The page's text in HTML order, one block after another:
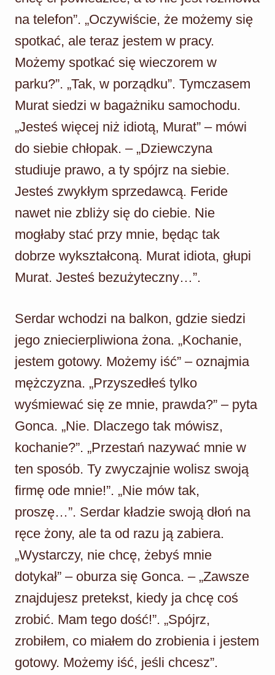
na telefon”. „Oczywiście, że możemy się
spotkać, ale teraz jestem w pracy.
Możemy spotkać się wieczorem w
parku?”. „Tak, w porządku”. Tymczasem
Murat siedzi w bagażniku samochodu.
„Jesteś więcej niż idiotą, Murat” – mówi
do siebie chłopak. – „Dziewczyna
studiuje prawo, a ty spójrz na siebie.
Jesteś zwykłym sprzedawcą. Feride
nawet nie zbliży się do ciebie. Nie
mogłaby stać przy mnie, będąc tak
dobrze wykształconą. Murat idiota, głupi
Murat. Jesteś bezużyteczny…”.
Serdar wchodzi na balkon, gdzie siedzi
jego zniecierpliwiona żona. „Kochanie,
jestem gotowy. Możemy iść” – oznajmia
mężczyzna. „Przyszedłeś tylko
wyśmiewać się ze mnie, prawda?” – pyta
Gonca. „Nie. Dlaczego tak mówisz,
kochanie?”. „Przestań nazywać mnie w
ten sposób. Ty zwyczajnie wolisz swoją
firmę ode mnie!”. „Nie mów tak,
proszę…”. Serdar kładzie swoją dłoń na
ręce żony, ale ta od razu ją zabiera.
„Wystarczy, nie chcę, żebyś mnie
dotykał” – oburza się Gonca. – „Zawsze
znajdujesz pretekst, kiedy ja chcę coś
zrobić. Mam tego dość!”. „Spójrz,
zrobiłem, co miałem do zrobienia i jestem
gotowy. Możemy iść, jeśli chcesz”.